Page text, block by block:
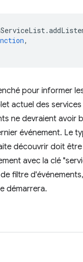
.
,
pour informer
actuel des
ne devraient avoir
événement. Le
découvrir doit
avec la clé
filtre
démarrera.